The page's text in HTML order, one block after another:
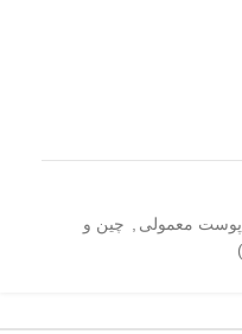
پوست معمولی
چین و